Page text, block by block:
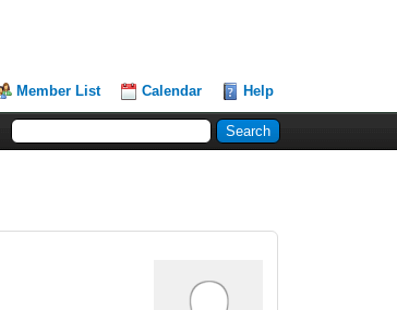
Member List Calendar Help